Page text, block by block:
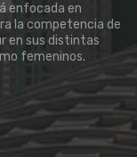
enfocada en
la competencia de
en sus distintas
femeninos.